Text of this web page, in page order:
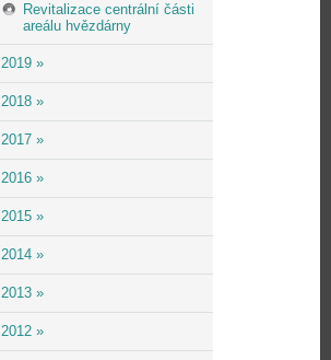
Revitalizace centrální části
areálu hvězdárny
2019 »
2018 »
2017 »
2016 »
2015 »
2014 »
2013 »
2012 »